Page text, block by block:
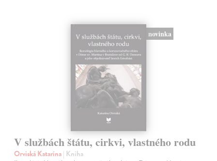
novinka
V službách štátu, cirkvi, vlastného rodu
Orviská Katarína| Kniha